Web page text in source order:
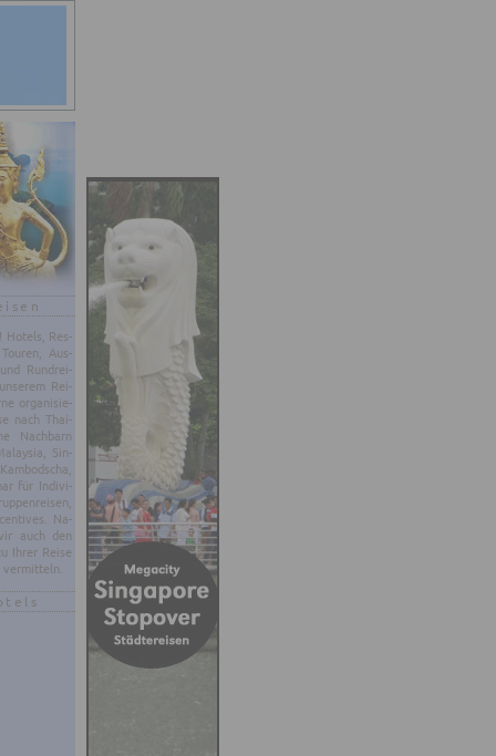
Ho­tels, Res­
Aus­
Rund­rei­
Rei­
or­ga­ni­sie­
nach Thai­
Nach­barn
Sin­
für In­di­vi­
Na­
auch den
Ihrer Reise